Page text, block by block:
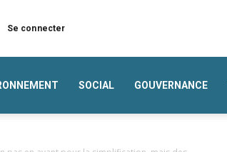
Se connecter
SOCIAL GOUVERNANCE